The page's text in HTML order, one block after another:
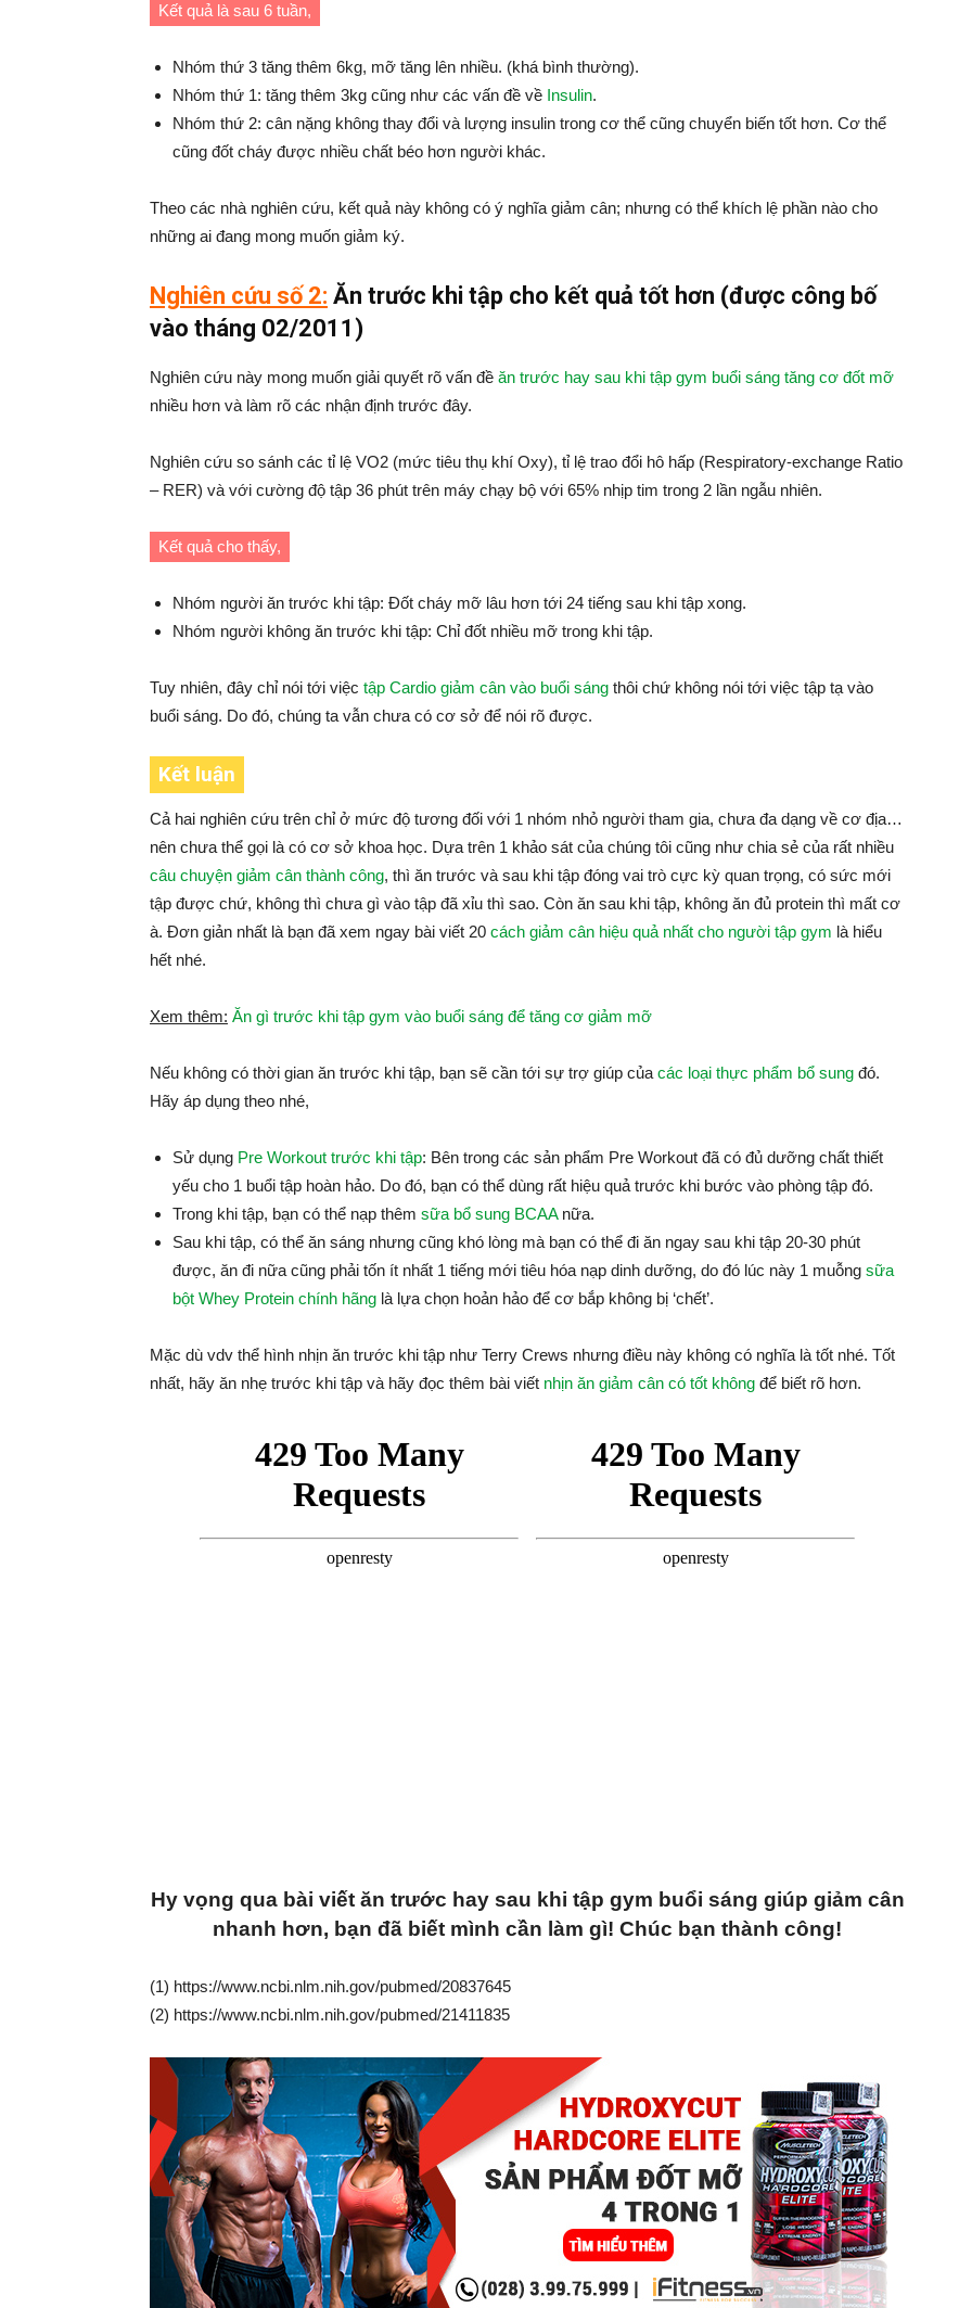
Kết quả là sau 6 tuần,
Nhóm thứ 3 tăng thêm 6kg, mỡ tăng lên nhiều. (khá bình thường).
Nhóm thứ 1: tăng thêm 3kg cũng như các vấn đề về Insulin.
Nhóm thứ 2: cân nặng không thay đổi và lượng insulin trong cơ thể cũng chuyển biến tốt hơn. Cơ thể
cũng đốt cháy được nhiều chất béo hơn người khác.
Theo các nhà nghiên cứu, kết quả này không có ý nghĩa giảm cân; nhưng có thể khích lệ phần nào cho
những ai đang mong muốn giảm ký.
Nghiên cứu số 2: Ăn trước khi tập cho kết quả tốt hơn (được công bố
vào tháng 02/2011)
Nghiên cứu này mong muốn giải quyết rõ vấn đề ăn trước hay sau khi tập gym buổi sáng tăng cơ đốt mỡ
nhiều hơn và làm rõ các nhận định trước đây.
Nghiên cứu so sánh các tỉ lệ VO2 (mức tiêu thụ khí Oxy), tỉ lệ trao đổi hô hấp (Respiratory-exchange Ratio
– RER) và với cường độ tập 36 phút trên máy chạy bộ với 65% nhịp tim trong 2 lần ngẫu nhiên.
Kết quả cho thấy,
Nhóm người ăn trước khi tập: Đốt cháy mỡ lâu hơn tới 24 tiếng sau khi tập xong.
Nhóm người không ăn trước khi tập: Chỉ đốt nhiều mỡ trong khi tập.
Tuy nhiên, đây chỉ nói tới việc tập Cardio giảm cân vào buổi sáng thôi chứ không nói tới việc tập tạ vào
buổi sáng. Do đó, chúng ta vẫn chưa có cơ sở để nói rõ được.
Kết luận
Cả hai nghiên cứu trên chỉ ở mức độ tương đối với 1 nhóm nhỏ người tham gia, chưa đa dạng về cơ địa…
nên chưa thể gọi là có cơ sở khoa học. Dựa trên 1 khảo sát của chúng tôi cũng như chia sẻ của rất nhiều
câu chuyện giảm cân thành công, thì ăn trước và sau khi tập đóng vai trò cực kỳ quan trọng, có sức mới
tập được chứ, không thì chưa gì vào tập đã xỉu thì sao. Còn ăn sau khi tập, không ăn đủ protein thì mất cơ
à. Đơn giản nhất là bạn đã xem ngay bài viết 20 cách giảm cân hiệu quả nhất cho người tập gym là hiểu
hết nhé.
Xem thêm: Ăn gì trước khi tập gym vào buổi sáng để tăng cơ giảm mỡ
Nếu không có thời gian ăn trước khi tập, bạn sẽ cần tới sự trợ giúp của các loại thực phẩm bổ sung đó.
Hãy áp dụng theo nhé,
Sử dụng Pre Workout trước khi tập: Bên trong các sản phẩm Pre Workout đã có đủ dưỡng chất thiết
yếu cho 1 buổi tập hoàn hảo. Do đó, bạn có thể dùng rất hiệu quả trước khi bước vào phòng tập đó.
Trong khi tập, bạn có thể nạp thêm sữa bổ sung BCAAnữa.
Sau khi tập, có thể ăn sáng nhưng cũng khó lòng mà bạn có thể đi ăn ngay sau khi tập 20-30 phút
được, ăn đi nữa cũng phải tốn ít nhất 1 tiếng mới tiêu hóa nạp dinh dưỡng, do đó lúc này 1 muỗng sữa
bột Whey Protein chính hãng là lựa chọn hoản hảo để cơ bắp không bị ‘chết’.
Mặc dù vdv thể hình nhịn ăn trước khi tập như Terry Crews nhưng điều này không có nghĩa là tốt nhé. Tốt
nhất, hãy ăn nhẹ trước khi tập và hãy đọc thêm bài viết nhịn ăn giảm cân có tốt không để biết rõ hơn.
Hy vọng qua bài viết ăn trước hay sau khi tập gym buổi sáng giúp giảm cân
nhanh hơn, bạn đã biết mình cần làm gì! Chúc bạn thành công!
(1) https://www.ncbi.nlm.nih.gov/pubmed/20837645
(2) https://www.ncbi.nlm.nih.gov/pubmed/21411835